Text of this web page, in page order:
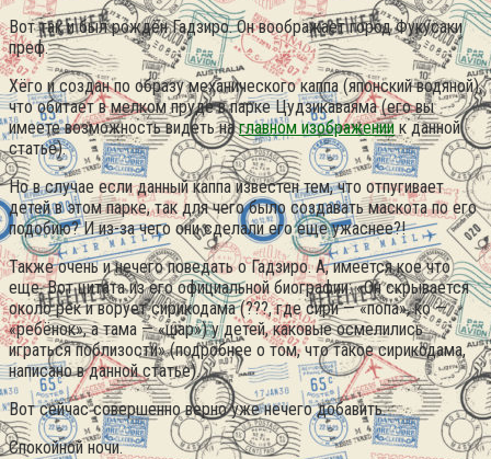
Вот так и был рождён Гадзиро. Он воображает город Фукусаки
преф.
Хёго и создан по образу механического каппа (японский водяной),
что обитает в мелком пруде в парке Цудзикаваяма (его вы
имеете возможность видеть наглавном изображении к данной
статье).
Но в случае если данный каппа известен тем, что отпугивает
детей в этом парке, так для чего было создавать маскота по его
подобию? И из-за чего они сделали его еще ужаснее?!
Также очень и нечего поведать о Гадзиро. А, имеется кое что
еще. Вот цитата из его официальной биографии: «Он скрывается
около рек и ворует сирикодама (???, где сири — «попа», ко —
«ребёнок», а тама — «шар») у детей, каковые осмелились
играться поблизости» (подробнее о том, что такое сирикодама,
написано в данной статье).
Вот сейчас совершенно верно уже нечего добавить.
Спокойной ночи.